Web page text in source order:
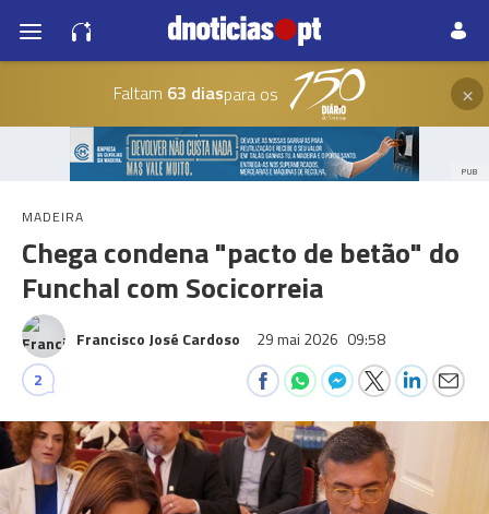
Faltam 63 diaspara os ×
PUB
MADEIRA
Chega condena "pacto de betão" do
Funchal com Socicorreia
Francisco José Cardoso 29 mai 2026 09:58
2